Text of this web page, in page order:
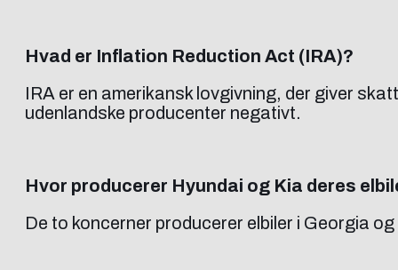
Hvad er Inflation Reduction Act (IRA)?
IRA er en amerikansk lovgivning, der giver
udenlandske producenter negativt.
Hvor producerer Hyundai og Kia deres
De to koncerner producerer elbiler i Georgia